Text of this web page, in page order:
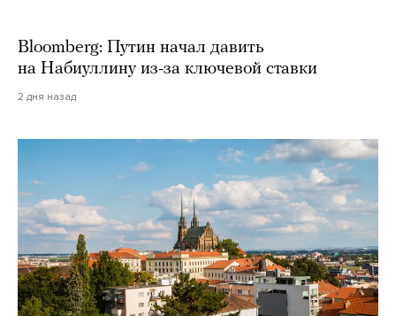
Bloomberg: Путин начал давить
на Набиуллину из-за ключевой ставки
2 дня назад